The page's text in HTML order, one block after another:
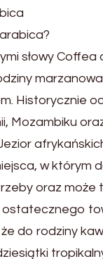
słowy Coffea
Historycznie
Mozambiku
w którym
oraz może
ostatecznego
że do rodziny